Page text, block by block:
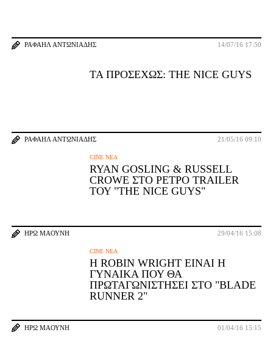
ΡΑΦΑΉΛ ΑΝΤΩΝΙΆΔΗΣ 14/07/16 17:50
ΤΑ ΠΡΟΣΕΧΏΣ: THE NICE GUYS
ΡΑΦΑΉΛ ΑΝΤΩΝΙΆΔΗΣ 21/05/16 09:10
CINE ΝΈΑ
RYAN GOSLING & RUSSELL
CROWE ΣΤΟ ΡΕΤΡΌ TRAILER
ΤΟΥ "THE NICE GUYS"
ΗΡΏ ΜΑΟΎΝΗ 29/04/16 15:08
CINE ΝΈΑ
H ROBIN WRIGHT ΕΊΝΑΙ Η
ΓΥΝΑΊΚΑ ΠΟΥ ΘΑ
ΠΡΩΤΑΓΩΝΙΣΤΉΣΕΙ ΣΤΟ "BLADE
RUNNER 2"
ΗΡΏ ΜΑΟΎΝΗ 01/04/16 15:15